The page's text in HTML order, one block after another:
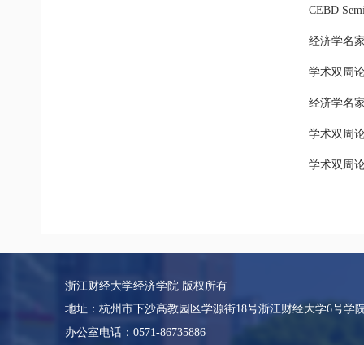
CEBD
经济学名
学术双周
经济学名
学术双周
学术双周
浙江财经大学经济学院 版权所有
地址：杭州市下沙高教园区学源街18号浙江财经大学6号学
办公室电话：0571-86735886